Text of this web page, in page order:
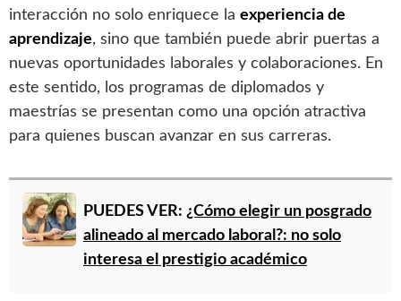
interacción no solo enriquece la experiencia de
aprendizaje, sino que también puede abrir puertas a
nuevas oportunidades laborales y colaboraciones. En
este sentido, los programas de diplomados y
maestrías se presentan como una opción atractiva
para quienes buscan avanzar en sus carreras.
PUEDES VER: ¿Cómo elegir un posgrado
alineado al mercado laboral?: no solo
interesa el prestigio académico